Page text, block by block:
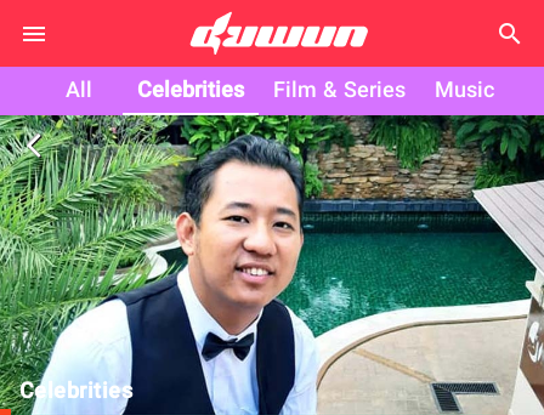
search
All Celebrities Film & Series Music
arrow_back_ios
Celebrities